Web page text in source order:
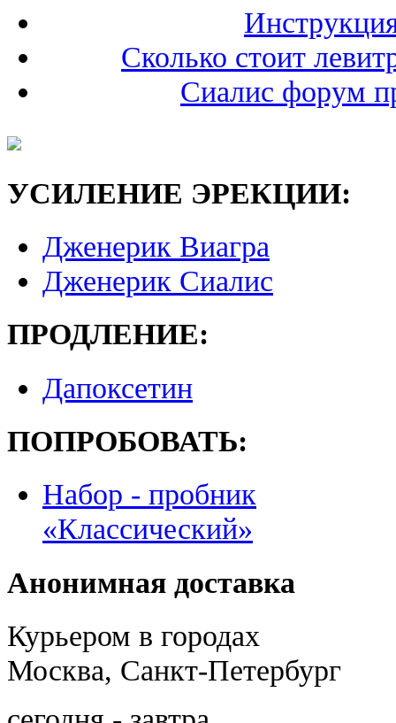
Сколько стоит
Сиалис форум
УСИЛЕНИЕ ЭРЕКЦИИ:
Дженерик Виагра
Дженерик Сиалис
ПРОДЛЕНИЕ:
Дапоксетин
ПОПРОБОВАТЬ:
Набор - пробник
«Классический»
Анонимная доставка
Курьером в городах
Москва, Санкт-Петербург